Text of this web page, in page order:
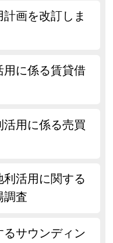
画を改訂しま
用に係る賃貸借
活用に係る売買
利活用に関する
調査
サウンディン